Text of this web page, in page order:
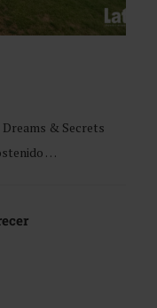
Dreams & Secrets
…